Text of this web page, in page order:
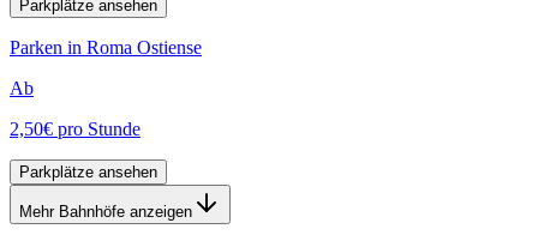
Parkplätze ansehen
Parken in Roma Ostiense
Ab
2,50€ pro Stunde
Parkplätze ansehen
Mehr Bahnhöfe anzeigen